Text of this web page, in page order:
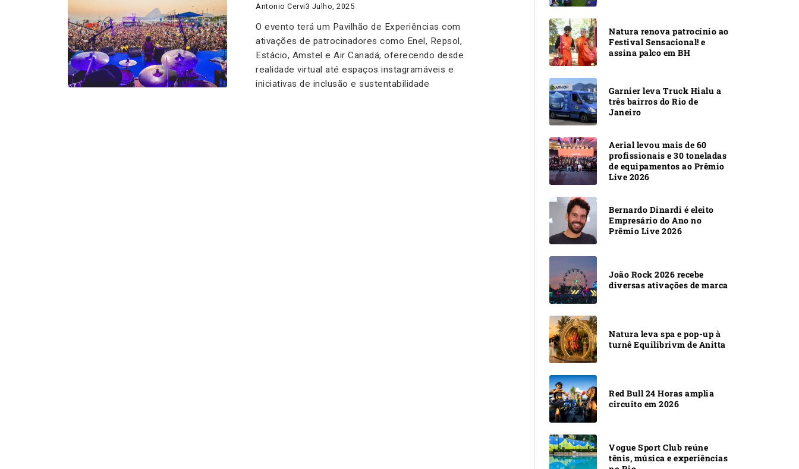
Antonio Cervi3 Julho, 2025
O evento terá um Pavilhão de Experiências com
ativações de patrocinadores como Enel, Repsol,
Estácio, Amstel e Air Canadá, oferecendo desde
realidade virtual até espaços instagramáveis e
iniciativas de inclusão e sustentabilidade
Natura renova patrocínio ao
Festival Sensacional! e
assina palco em BH
Garnier leva Truck Hialu a
três bairros do Rio de
Janeiro
Aerial levou mais de 60
profissionais e 30 toneladas
de equipamentos ao Prêmio
Live 2026
Bernardo Dinardi é eleito
Empresário do Ano no
Prêmio Live 2026
João Rock 2026 recebe
diversas ativações de marca
Natura leva spa e pop-up à
turnê Equilibrivm de Anitta
Red Bull 24 Horas amplia
circuito em 2026
Vogue Sport Club reúne
tênis, música e experiências